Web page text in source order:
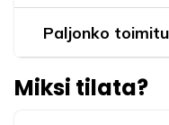
Paljonko
Miksi tilata?